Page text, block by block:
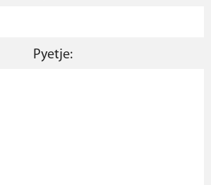
Pyetje: